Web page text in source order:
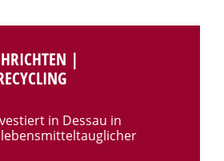
|
in Dessau in